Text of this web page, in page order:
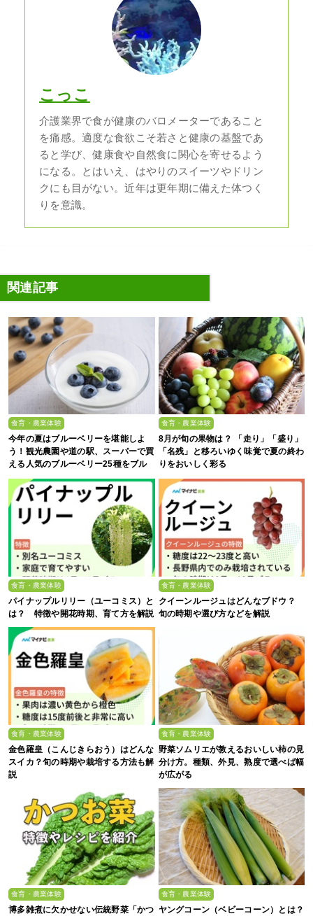
こっこ
介護業界で食が健康のバロメーターであること
を痛感。適度な食欲こそ若さと健康の基盤であ
ると学び、健康食や自然食に関心を寄せるよう
になる。とはいえ、はやりのスイーツやドリン
クにも目がない。近年は更年期に備えた体つく
りを意識。
関連記事
食育・農業体験
今年の夏はブルーベリーを堪能しよ
う！観光農園や道の駅、スーパーで買
える人気のブルーベリー25種をブル
ーベリー農家の息子が解説
食育・農業体験
8月が旬の果物は？ 「走り」「盛り」
「名残」と移ろいゆく味覚で夏の終わ
りをおいしく彩る
食育・農業体験
パイナップルリリー（ユーコミス）と
は？ 特徴や開花時期、育て方を解説
食育・農業体験
クイーンルージュはどんなブドウ？
旬の時期や選び方などを解説
食育・農業体験
金色羅皇（こんじきらおう）はどんな
スイカ？旬の時期や栽培する方法も解
説
食育・農業体験
野菜ソムリエが教えるおいしい柿の見
分け方。種類、外見、熟度で選べば幅
が広がる
食育・農業体験
博多雑煮に欠かせない伝統野菜「かつ
食育・農業体験
ヤングコーン（ベビーコーン）とは？